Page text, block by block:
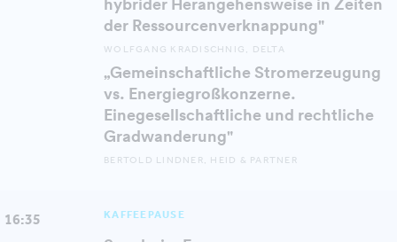
der Ressourcenverknappung"
WOLFGANG KRADISCHNIG, DELTA
„Gemeinschaftliche Stromerzeugung
vs. Energiegroßkonzerne.
Einegesellschaftliche und rechtliche
Gradwanderung"
BERTOLD LINDNER, HEID & PARTNER
16:35 KAFFEEPAUSE